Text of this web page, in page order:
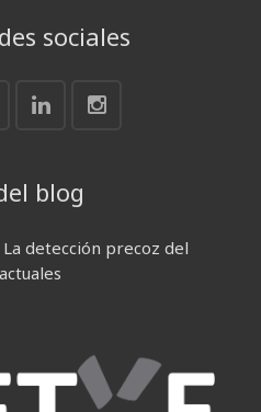
sociales
blog
detección precoz del